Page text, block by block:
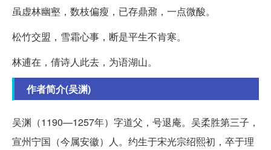
虽虚林幽壑，数枝偏瘦，已存鼎鼐，一点微酸。
松竹交盟，雪霜心事，断是平生不肯寒。
林逋在，倩诗人此去，为语湖山。
作者简介(吴渊)
吴渊（1190—1257年）字道父，号退庵。吴柔胜第三子，
宣州宁国（今属安徽）人。约生于宋光宗绍熙初，卒于理